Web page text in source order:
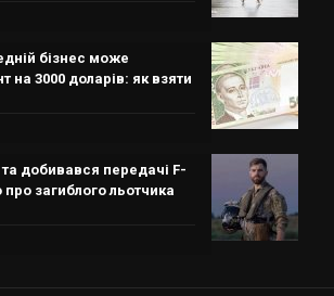
бізнес може
на 3000 доларів: як взяти
добивався передачі F-
загиблого льотчика